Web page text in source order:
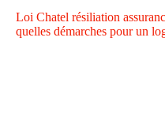
Loi Chatel résiliation
quelles démarches pour un